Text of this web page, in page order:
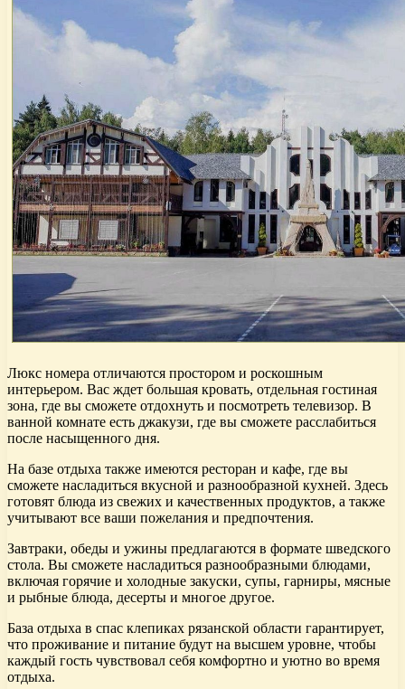
Люкс номера отличаются простором и роскошным
интерьером. Вас ждет большая кровать, отдельная гостиная
зона, где вы сможете отдохнуть и посмотреть телевизор. В
ванной комнате есть джакузи, где вы сможете расслабиться
после насыщенного дня.
На базе отдыха также имеются ресторан и кафе, где вы
сможете насладиться вкусной и разнообразной кухней. Здесь
готовят блюда из свежих и качественных продуктов, а также
учитывают все ваши пожелания и предпочтения.
Завтраки, обеды и ужины предлагаются в формате шведского
стола. Вы сможете насладиться разнообразными блюдами,
включая горячие и холодные закуски, супы, гарниры, мясные
и рыбные блюда, десерты и многое другое.
База отдыха в спас клепиках рязанской области гарантирует,
что проживание и питание будут на высшем уровне, чтобы
каждый гость чувствовал себя комфортно и уютно во время
отдыха.